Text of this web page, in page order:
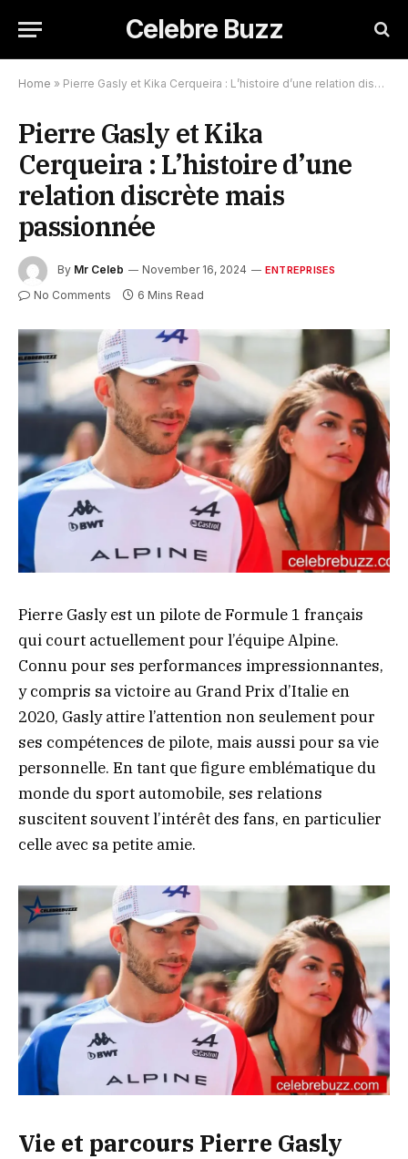
Celebre Buzz
Home » Pierre Gasly et Kika Cerqueira : L’histoire d’une relation discrète mais passionnée
Pierre Gasly et Kika
Cerqueira : L’histoire d’une
relation discrète mais
passionnée
By Mr Celeb November 16, 2024 ENTREPRISES
No Comments 6 Mins Read
Pierre Gasly est un pilote de Formule 1 français
qui court actuellement pour l’équipe Alpine.
Connu pour ses performances impressionnantes,
y compris sa victoire au Grand Prix d’Italie en
2020, Gasly attire l’attention non seulement pour
ses compétences de pilote, mais aussi pour sa vie
personnelle. En tant que figure emblématique du
monde du sport automobile, ses relations
suscitent souvent l’intérêt des fans, en particulier
celle avec sa petite amie.
Vie et parcours Pierre Gasly